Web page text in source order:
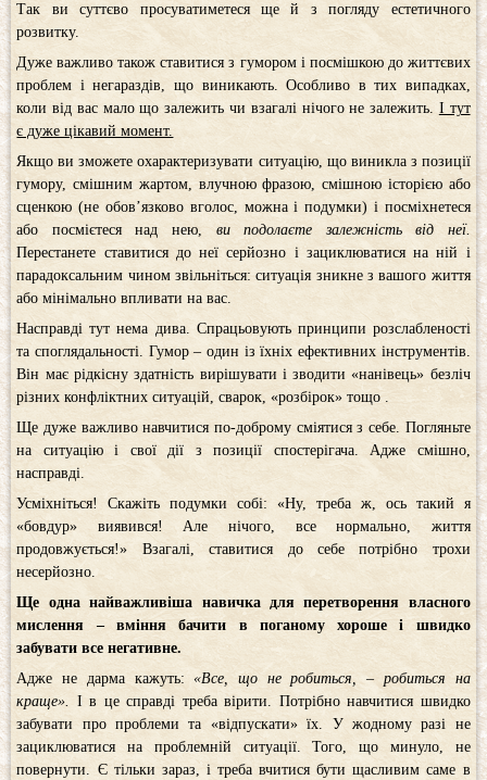
Так ви суттєво просуватиметеся ще й з погляду естетичного
розвитку.
Дуже важливо також ставитися з гумором і посмішкою до життєвих
проблем і негараздів, що виникають. Особливо в тих випадках,
коли від вас мало що залежить чи взагалі нічого не залежить. І тут
є дуже цікавий момент.
Якщо ви зможете охарактеризувати ситуацію, що виникла з позиції
гумору, смішним жартом, влучною фразою, смішною історією або
сценкою (не обов’язково вголос, можна і подумки) і посміхнетеся
або посмієтеся над нею, ви подолаєте залежність від неї.
Перестанете ставитися до неї серйозно і зациклюватися на ній і
парадоксальним чином звільніться: ситуація зникне з вашого життя
або мінімально впливати на вас.
Насправді тут нема дива. Спрацьовують принципи розслабленості
та споглядальності. Гумор – один із їхніх ефективних інструментів.
Він має рідкісну здатність вирішувати і зводити «нанівець» безліч
різних конфліктних ситуацій, сварок, «розбірок» тощо .
Ще дуже важливо навчитися по-доброму сміятися з себе. Погляньте
на ситуацію і свої дії з позиції спостерігача. Адже смішно,
насправді.
Усміхніться! Скажіть подумки собі: «Ну, треба ж, ось такий я
«бовдур» виявився! Але нічого, все нормально, життя
продовжується!» Взагалі, ставитися до себе потрібно трохи
несерйозно.
Ще одна найважливіша навичка для перетворення власного
мислення – вміння бачити в поганому хороше і швидко
забувати все негативне.
Адже не дарма кажуть:«Все, що не робиться, – робиться на
краще». І в це справді треба вірити. Потрібно навчитися швидко
забувати про проблеми та «відпускати» їх. У жодному разі не
зациклюватися на проблемній ситуації. Того, що минуло, не
повернути. Є тільки зараз, і треба вчитися бути щасливим саме в